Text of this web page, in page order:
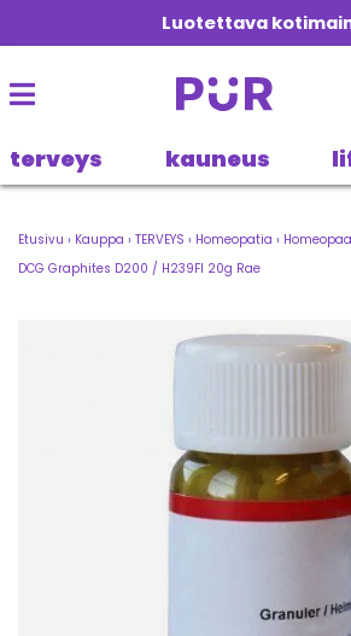
Luotettava
terveys kauneus
Etusivu › Kauppa › TERVEYS › Homeopatia ›
DCG Graphites D200 / H239FI 20g Rae